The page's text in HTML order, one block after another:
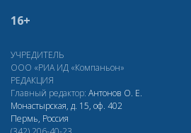
16+
УЧРЕДИТЕЛЬ
ООО «РИА ИД «Компаньон»
РЕДАКЦИЯ
Главный редактор: Антонов О. Е.
Монастырская, д. 15, оф. 402
Пермь, Россия